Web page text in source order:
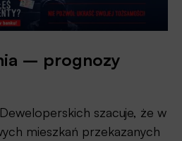
– prognozy
szacuje, że w
mieszkań przekazanych